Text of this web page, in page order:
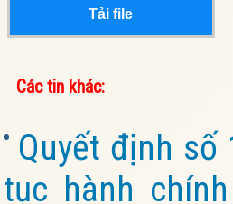
Tải file
Các tin khác:
Quyết định số
tục hành